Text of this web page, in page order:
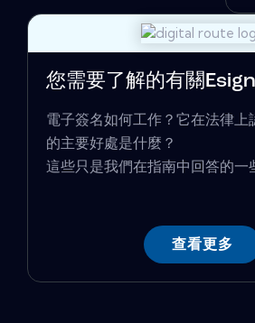
您需要了解的有關
電子簽名如何工作？它在法律上
的主要好處是什麼？
這些只是我們在指南中回答的一
查看更多